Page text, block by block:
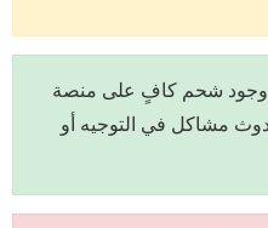
وجود شحم كافٍ على منصة
مشاكل في التوجيه أو